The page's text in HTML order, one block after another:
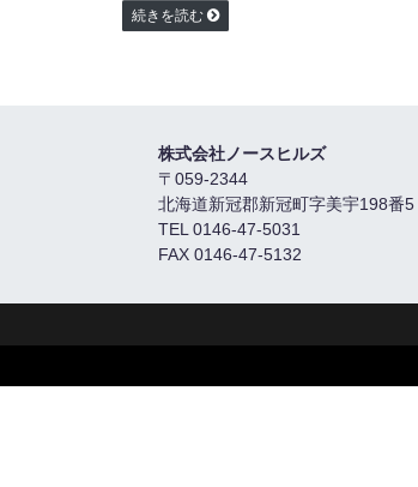
続きを読む
株式会社ノースヒルズ
〒059-2344
北海道新冠郡新冠町字美宇198番5
TEL 0146-47-5031
FAX 0146-47-5132